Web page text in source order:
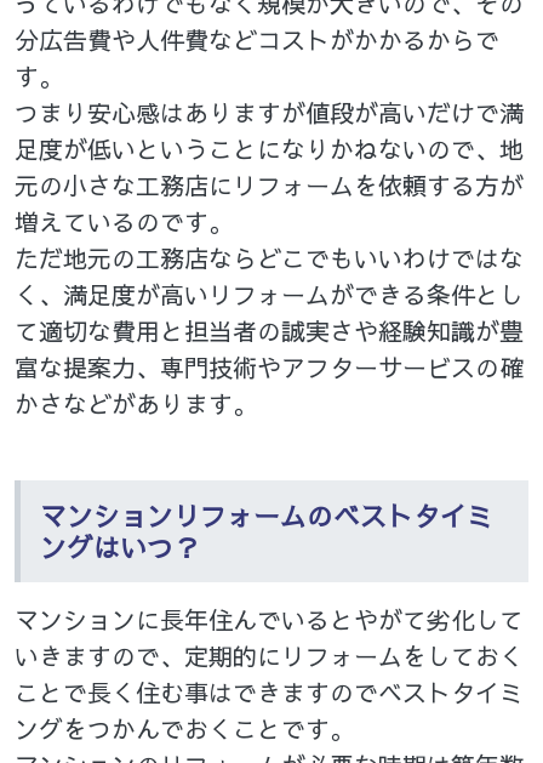
分広告費や人件費などコストがかかるからで
す。
つまり安心感はありますが値段が高いだけで満
足度が低いということになりかねないので、地
元の小さな工務店にリフォームを依頼する方が
増えているのです。
ただ地元の工務店ならどこでもいいわけではな
く、満足度が高いリフォームができる条件とし
て適切な費用と担当者の誠実さや経験知識が豊
富な提案力、専門技術やアフターサービスの確
かさなどがあります。
マンションリフォームのベストタイミ
ングはいつ？
マンションに長年住んでいるとやがて劣化して
いきますので、定期的にリフォームをしておく
ことで長く住む事はできますのでベストタイミ
ングをつかんでおくことです。